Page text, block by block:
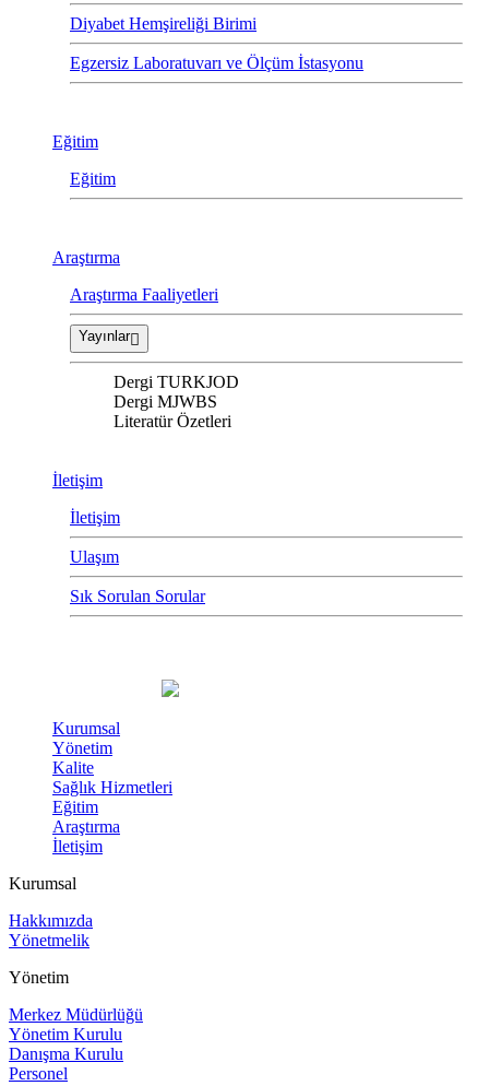
Diyabet Hemşireliği Birimi
Egzersiz Laboratuvarı ve Ölçüm İstasyonu
Eğitim
Eğitim
Araştırma
Araştırma Faaliyetleri
Yayınlar
Dergi TURKJOD
Dergi MJWBS
Literatür Özetleri
İletişim
İletişim
Ulaşım
Sık Sorulan Sorular
Kurumsal
Yönetim
Kalite
Sağlık Hizmetleri
Eğitim
Araştırma
İletişim
Kurumsal
Hakkımızda
Yönetmelik
Yönetim
Merkez Müdürlüğü
Yönetim Kurulu
Danışma Kurulu
Personel